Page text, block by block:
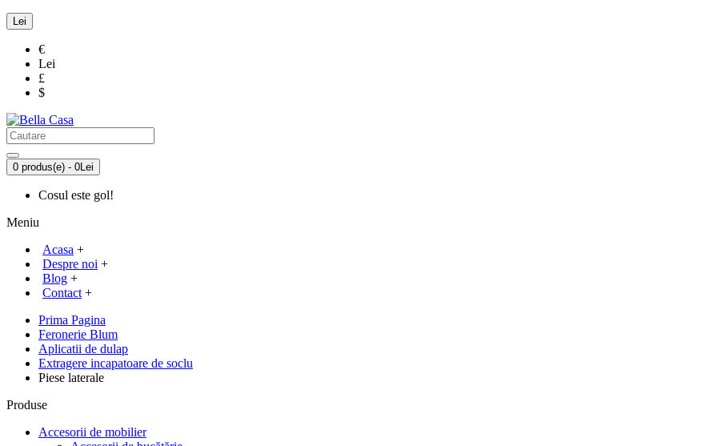
Lei
€
Lei
£
$
0 produs(e) - 0Lei
Cosul este gol!
Meniu
Acasa +
Despre noi +
Blog +
Contact +
Prima Pagina
Feronerie Blum
Aplicatii de dulap
Extragere incapatoare de soclu
Piese laterale
Produse
Accesorii de mobilier